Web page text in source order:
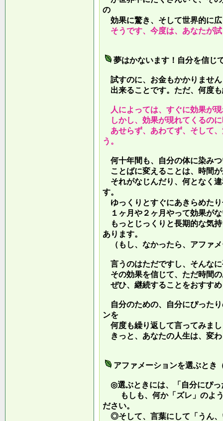
の
効果に驚き、そして世界的に
そうです、今度は、あなたが
夢はかないます！自分を信じ
試すのに、お金もかかりませ
出来ることです。ただ、何度
人によっては、すぐに効果が
しかし、効果が現れてくるの
あせらず、あわてず、そして
う。
何十年間も、自分の体に染み
ことばに変えることは、時間
それがなじんだり、何となく
す。
ゆっくりとすぐにあきらめた
１ヶ月や２ヶ月やって効果が
もっとじっくりと長期的な気
あります。
（もし、なかったら、アファ
言うのはただですし、そんな
その効果を信じて、ただ時間
ぜひ、継続することをおすす
自分のための、自分にぴった
ンを
何度も繰り返して言ってみま
きっと、あなたの人生は、変
アファメーションを選ぶとき
◎選ぶときには、「自分にぴっ
もしも、何か「ズレ」のよう
ださい。
◎そして、言葉にして「うん、